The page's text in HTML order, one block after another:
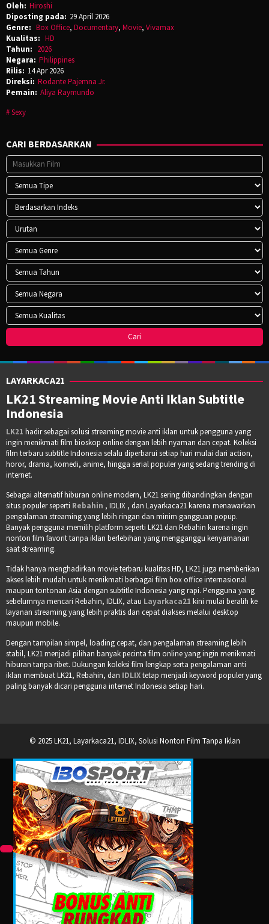
Oleh: Hiroshi
Diposting pada: 29 April 2026
Genre: Box Office, Documentary, Movie, Vivamax
Kualitas: HD
Tahun: 2026
Negara: Philippines
Rilis: 14 Apr 2026
Direksi: Rodante Pajemna Jr.
Pemain: Aliya Raymundo
Sexy
CARI BERDASARKAN
LAYARKACA21
LK21 Streaming Movie Anti Iklan Subtitle
Indonesia
LK21 hadir sebagai solusi streaming movie anti iklan untuk pengguna yang
ingin menikmati film bioskop online dengan lebih nyaman dan cepat. Koleksi
film terbaru subtitle Indonesia selalu diperbarui setiap hari mulai dari action,
horor, drama, komedi, anime, hingga serial populer yang sedang trending di
internet.
Sebagai alternatif hiburan online modern, LK21 sering dibandingkan dengan
situs populer seperti Rebahin , IDLIX , dan Layarkaca21 karena menawarkan
pengalaman streaming yang lebih ringan dan minim gangguan popup.
Banyak pengguna memilih platform seperti LK21 dan Rebahin karena ingin
nonton film favorit tanpa iklan berlebihan yang mengganggu kenyamanan
saat streaming.
Tidak hanya menghadirkan movie terbaru kualitas HD, LK21 juga memberikan
akses lebih mudah untuk menikmati berbagai film box office internasional
maupun tontonan Asia dengan subtitle Indonesia yang rapi. Pengguna yang
sebelumnya mencari Rebahin, IDLIX, atau Layarkaca21 kini mulai beralih ke
layanan streaming yang lebih praktis dan cepat diakses melalui desktop
maupun mobile.
Dengan tampilan simpel, loading cepat, dan pengalaman streaming lebih
stabil, LK21 menjadi pilihan banyak pecinta film online yang ingin menikmati
hiburan tanpa ribet. Dukungan koleksi film lengkap serta pengalaman anti
iklan membuat LK21, Rebahin, dan IDLIXtetap menjadi keyword populer yang
paling banyak dicari pengguna internet Indonesia setiap hari.
© 2025 LK21, Layarkaca21, IDLIX, Solusi Nonton Film Tanpa Iklan